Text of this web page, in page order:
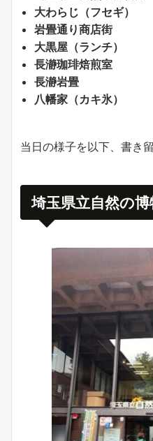
大わらじ（フセギ）
岩畳通り商店街
大黒屋（ランチ）
長瀞珈琲焙煎室
長瀞岩畳
八幡家（カキ氷）
当日の様子を以下、書き
埼玉県立自然の